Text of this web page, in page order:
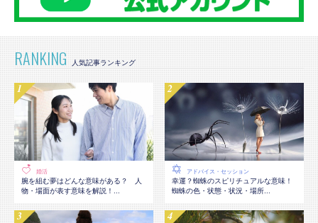
RANKING
婚活
腕を組む夢はどんな意味がある？ 人
物・場面が表す意味を解説！...
アドバイス・セッション
幸運？蜘蛛のスピリチュアルな意味！
蜘蛛の色・状態・状況・場所...